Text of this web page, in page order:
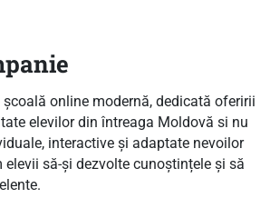
online modernă, dedicată oferirii
elevilor din întreaga Moldovă si nu
interactive și adaptate nevoilor
elevii să-și dezvolte cunoștințele și să